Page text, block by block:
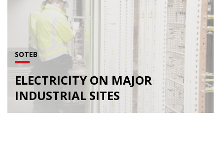
SOTEB
ELECTRICITY ON MAJOR
INDUSTRIAL SITES